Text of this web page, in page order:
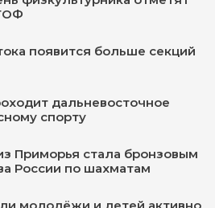
появится больше секций
дальневосточное
спорту
Приморья стала бронзовым
России по шахматам
молодёжи и детей активно